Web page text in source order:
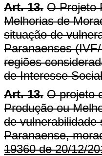
Art. 13. O Projeto
Melhorias de
situação de
Paranaenses
regiões
de Interesse
Art. 13. O projeto
Produção ou
de
Paranaense,
19360 de 20/12/